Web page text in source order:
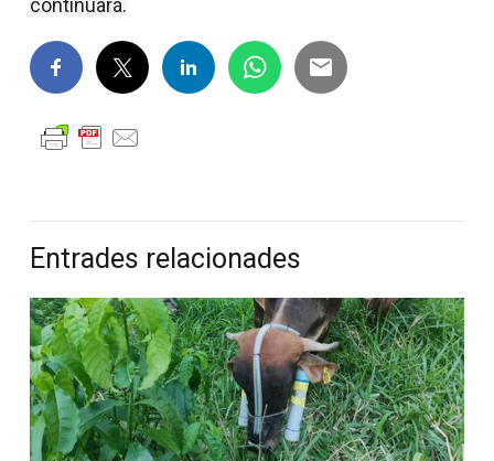
continuará.
Entrades relacionades